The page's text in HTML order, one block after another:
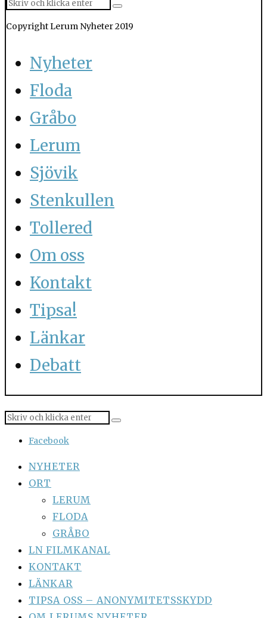
Copyright Lerum Nyheter 2019
Nyheter
Floda
Gråbo
Lerum
Sjövik
Stenkullen
Tollered
Om oss
Kontakt
Tipsa!
Länkar
Debatt
Facebook
NYHETER
ORT
LERUM
FLODA
GRÅBO
LN FILMKANAL
KONTAKT
LÄNKAR
TIPSA OSS – ANONYMITETSSKYDD